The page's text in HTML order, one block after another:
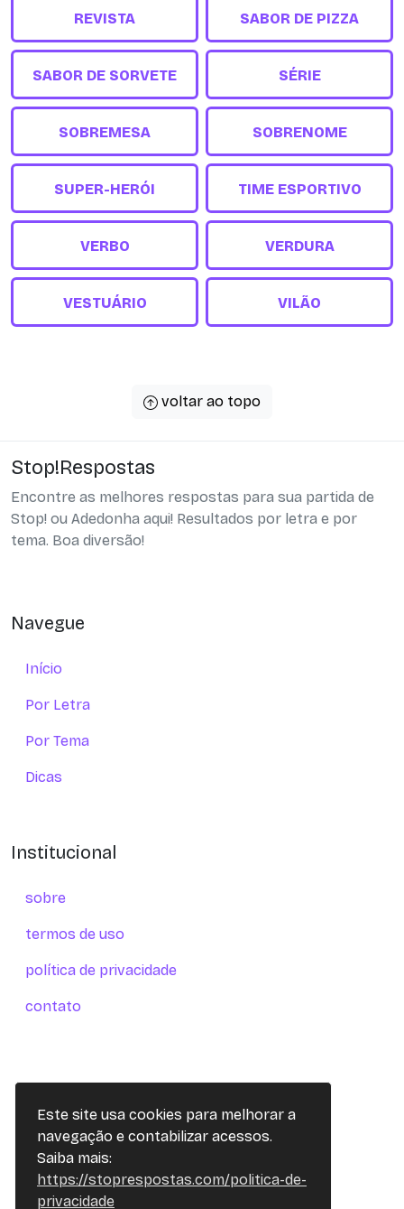
Este site usa cookies para melhorar a
navegação e contabilizar acessos.
Saiba mais:
https://stoprespostas.com/politica-de-
privacidade
REVISTA SABOR DE PIZZA
SABOR DE SORVETE SÉRIE
SOBREMESA SOBRENOME
SUPER-HERÓI TIME ESPORTIVO
VERBO VERDURA
VESTUÁRIO VILÃO
voltar ao topo
Stop!Respostas
Encontre as melhores respostas para sua partida de
Stop! ou Adedonha aqui! Resultados por letra e por
tema. Boa diversão!
Navegue
Início
Por Letra
Por Tema
Dicas
Institucional
sobre
termos de uso
política de privacidade
contato